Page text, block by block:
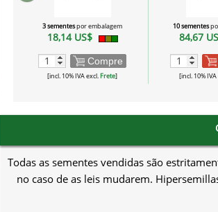
3 sementespor embalagem
18,14 US$
Compre
[incl. 10% IVA excl. Frete]
10 sementes
84,67
[incl. 10% IVA
Todas as sementes vendidas são
no caso de as leis mudarem.